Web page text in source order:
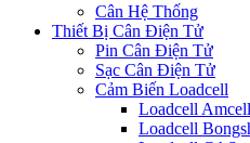
Cân Hệ Thống
Thiết Bị Cân Điện Tử
Pin Cân Điện Tử
Sạc Cân Điện Tử
Cảm Biến Loadcell
Loadcell Amcell
Loadcell